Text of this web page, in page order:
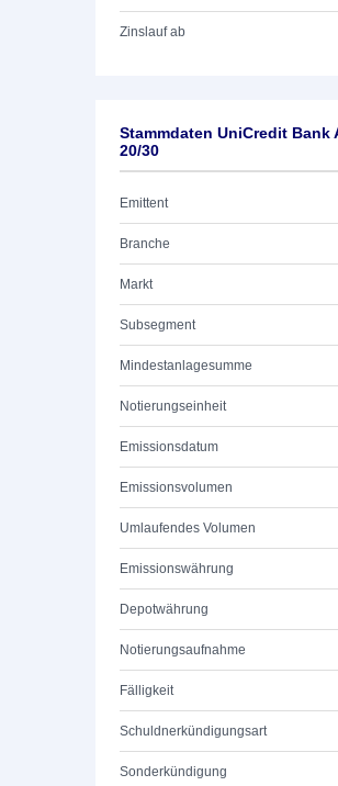
Zinslauf ab
Stammdaten UniCredit Bank
20/30
Emittent
Branche
Markt
Subsegment
Mindestanlagesumme
Notierungseinheit
Emissionsdatum
Emissionsvolumen
Umlaufendes Volumen
Emissionswährung
Depotwährung
Notierungsaufnahme
Fälligkeit
Schuldnerkündigungsart
Sonderkündigung